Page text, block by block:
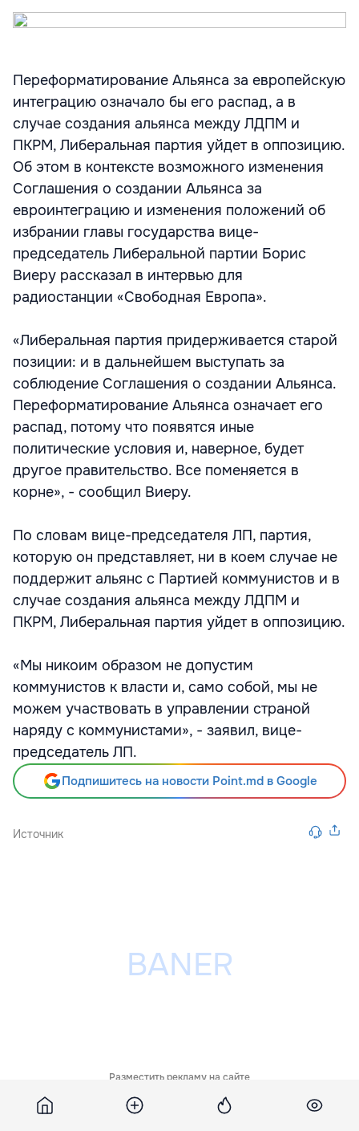
Переформатирование Альянса за европейскую
интеграцию означало бы его распад, а в
случае создания альянса между ЛДПМ и
ПКРМ, Либеральная партия уйдет в оппозицию.
Об этом в контексте возможного изменения
Соглашения о создании Альянса за
евроинтеграцию и изменения положений об
избрании главы государства вице-
председатель Либеральной партии Борис
Виеру рассказал в интервью для
радиостанции «Свободная Европа».
«Либеральная партия придерживается старой
позиции: и в дальнейшем выступать за
соблюдение Соглашения о создании Альянса.
Переформатирование Альянса означает его
распад, потому что появятся иные
политические условия и, наверное, будет
другое правительство. Все поменяется в
корне», - сообщил Виеру.
По словам вице-председателя ЛП, партия,
которую он представляет, ни в коем случае не
поддержит альянс с Партией коммунистов и в
случае создания альянса между ЛДПМ и
ПКРМ, Либеральная партия уйдет в оппозицию.
«Мы никоим образом не допустим
коммунистов к власти и, само собой, мы не
можем участвовать в управлении страной
наряду с коммунистами», - заявил, вице-
председатель ЛП.
Подпишитесь на новости Point.md в Google
Источник
Разместить рекламу на сайте